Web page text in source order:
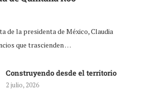
de la presidenta de México, Claudia
que trascienden …
Construyendo desde el territorio
2 julio, 2026